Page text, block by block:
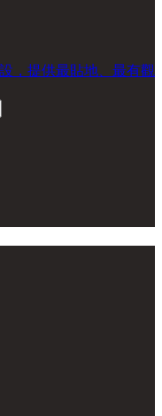
，提供最貼地、最有觀